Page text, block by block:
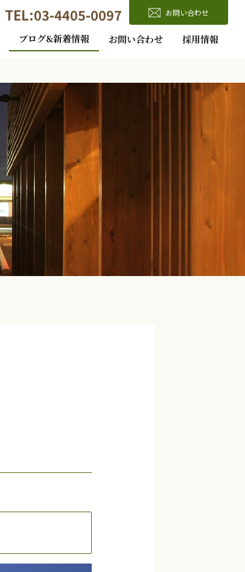
TEL:03-4405-0097 お問い合わせ
ブログ&新着情報 お問い合わせ 採用情報